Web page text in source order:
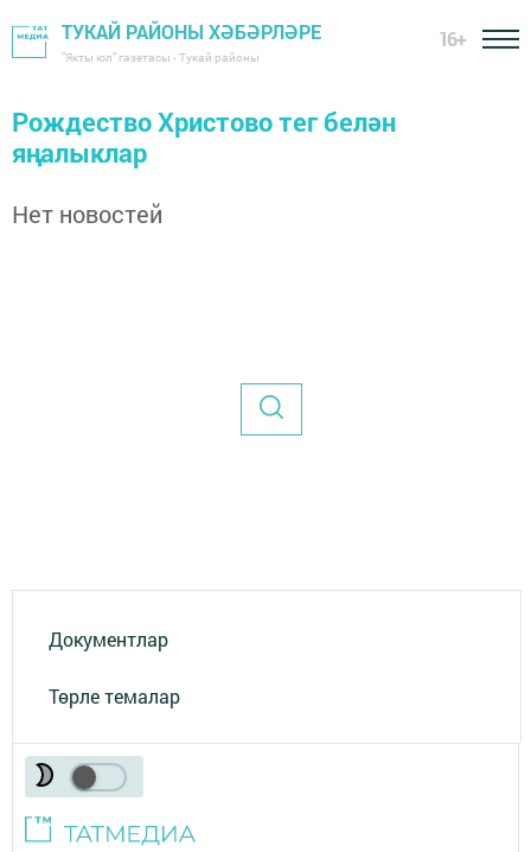
ТУКАЙ РАЙОНЫ ХӘБӘРЛӘРЕ
"Якты юл" газетасы - Тукай районы
16+
Рождество Христово тег белән
яңалыклар
Нет новостей
Документлар
Төрле темалар